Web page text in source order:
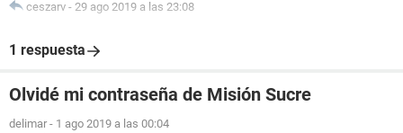
ceszarv - 29 ago 2019 a las 23:08
1 respuesta
Olvidé mi contraseña de Misión Sucre
delimar - 1 ago 2019 a las 00:04